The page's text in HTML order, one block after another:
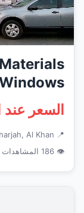
Fra...
السعر عند
📍 Sharjah, Al Khan
👁 186 المشاهدات